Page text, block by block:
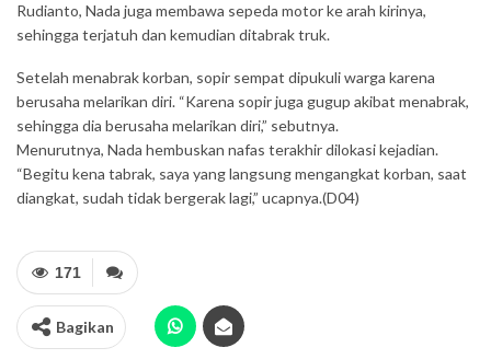
Rudianto, Nada juga membawa sepeda motor ke arah kirinya,
sehingga terjatuh dan kemudian ditabrak truk.
Setelah menabrak korban, sopir sempat dipukuli warga karena
berusaha melarikan diri. “Karena sopir juga gugup akibat menabrak,
sehingga dia berusaha melarikan diri,” sebutnya.
Menurutnya, Nada hembuskan nafas terakhir dilokasi kejadian.
“Begitu kena tabrak, saya yang langsung mengangkat korban, saat
diangkat, sudah tidak bergerak lagi,” ucapnya.(D04)
171
Bagikan